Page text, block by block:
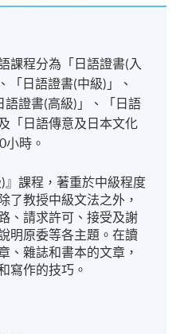
課程分為「日語證書(入
「日語證書(中級)」、
語證書(高級)」、「日語
「日語傳意及日本文化
小時。
』課程，著重於中級程度
了教授中級文法之外，
、請求許可、接受及謝
明原委等各主題。在讀
、雜誌和書本的文章，
寫作的技巧。